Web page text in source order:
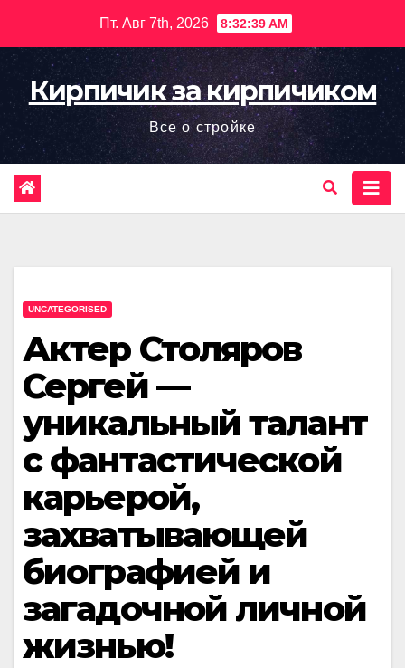
содержимому
Пт. Авг 7th, 2026 8:32:40 AM
Кирпичик за кирпичиком
Все о стройке
UNCATEGORISED
Актер Столяров
Сергей —
уникальный талант
с фантастической
карьерой,
захватывающей
биографией и
загадочной личной
жизнью!